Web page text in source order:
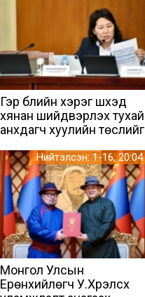
Гэр бүлийн хэрэг шүүхэд
хянан шийдвэрлэх тухай
анхдагч хуулийн төслийг
сонирхлыг хангахад
нийцүүлнэ
Монгол Улсын
Ерөнхийлөгч У.Хүрэлсүх
Нийтэлсэн: 1-16, 20:04